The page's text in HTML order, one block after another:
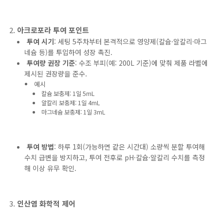
아크로포라 투여 포인트
투여 시기: 세팅 5주차부터 본격적으로 영양제(칼슘·알칼리·마그
네슘 등)를 투입하여 성장 촉진.
투여량 권장 기준: 수조 부피(예: 200L 기준)에 맞춰 제품 라벨에
제시된 권장량을 준수.
예시
칼슘 보충제: 1일 5mL
알칼리 보충제: 1일 4mL
마그네슘 보충제: 1일 3mL
투여 방법: 하루 1회(가능하면 같은 시간대) 소량씩 분할 투여해
수치 급변을 방지하고, 투여 전후로 pH·칼슘·알칼리 수치를 측정
해 이상 유무 확인.
인산염 화학적 제어